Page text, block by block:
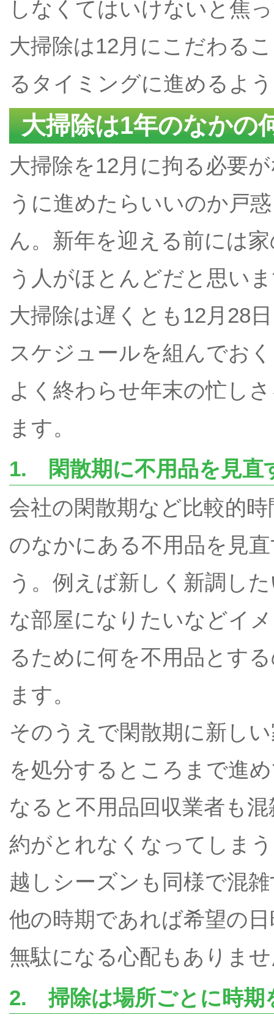
しなくてはいけないと焦
大掃除は12月にこだわる
るタイミングに進めるよ
大掃除は1年のなかの
大掃除を12月に拘る必要
うに進めたらいいのか戸
ん。新年を迎える前には
う人がほとんどだと思い
大掃除は遅くとも12月28
スケジュールを組んでお
よく終わらせ年末の忙し
ます。
1. 閑散期に不用品を見直
会社の閑散期など比較的
のなかにある不用品を見
う。例えば新しく新調し
な部屋になりたいなどイ
るために何を不用品とす
ます。
そのうえで閑散期に新し
を処分するところまで進
なると不用品回収業者も
約がとれなくなってしま
越しシーズンも同様で混
他の時期であれば希望の
無駄になる心配もありま
2. 掃除は場所ごとに時期